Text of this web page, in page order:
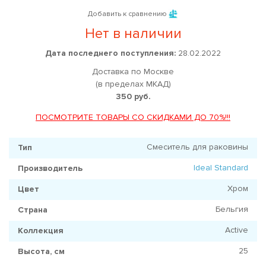
Добавить к сравнению
Нет в наличии
Дата последнего поступления: 28.02.2022
Доставка по Москве
(в пределах МКАД)
350 руб.
ПОСМОТРИТЕ ТОВАРЫ СО СКИДКАМИ ДО 70%!!!
Тип Смеситель для раковины
Производитель Ideal Standard
Цвет Хром
Страна Бельгия
Коллекция Active
Высота, см 25